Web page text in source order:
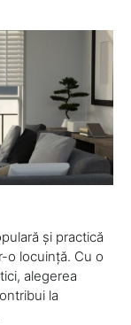
și practică
o locuință. Cu o
alegerea
la